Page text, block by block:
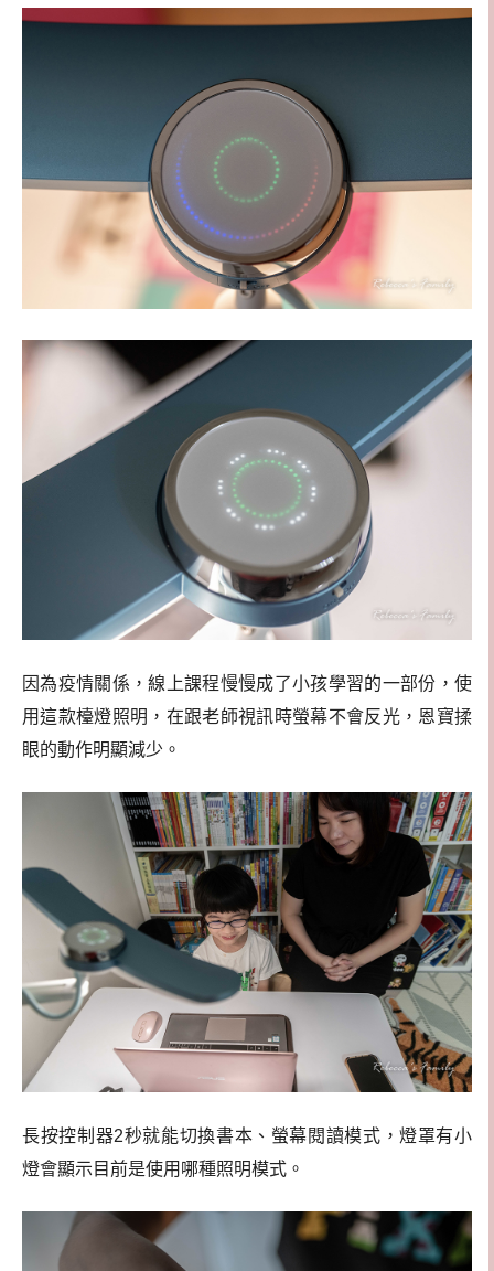
因為疫情關係，線上課程慢慢成了小孩學習的一部份，使
用這款檯燈照明，在跟老師視訊時螢幕不會反光，恩寶揉
眼的動作明顯減少。
長按控制器2秒就能切換書本、螢幕閱讀模式，燈罩有小
燈會顯示目前是使用哪種照明模式。